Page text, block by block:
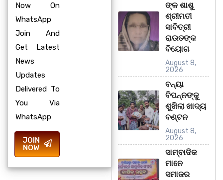
Now On
WhatsApp
Join And
Get Latest
News
Updates
Delivered To
You Via
WhatsApp
JOIN
NOW
ଙ୍କ ଶାଶୁ
ଶ୍ରୀମତୀ
ସାବିତ୍ରୀ
ରାଉତଙ୍କ
ବିୟୋଗ
August 8,
2026
ବନ୍ୟା
ବିପନ୍ନଙ୍କୁ
ଶୁଖିଲା ଖାଦ୍ୟ
ବଣ୍ଟନ
August 8,
2026
ସାମ୍ବାଦିକ
ମାନେ
ସମାଜର